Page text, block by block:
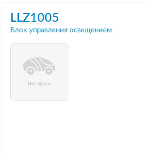
LLZ1005
Блок управления освещением